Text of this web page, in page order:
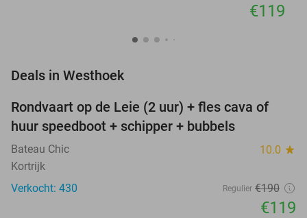
€119
Deals in Westhoek
37%
Rondvaart op de Leie (2 uur) + fles cava of
huur speedboot + schipper + bubbels
Bateau Chic 10.0 star
Kortrijk
Verkocht: 430
Regulier €190
€119